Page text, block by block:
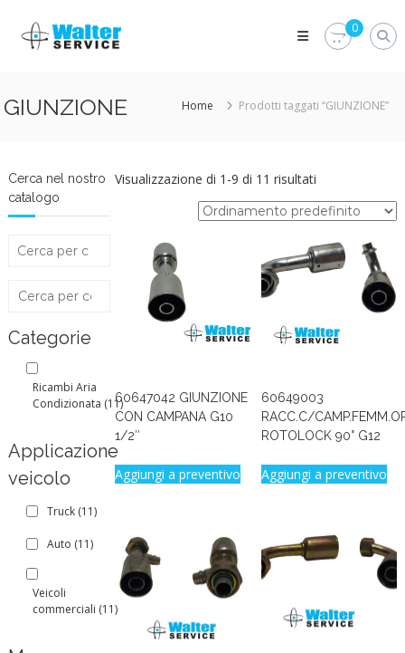
content
Walter
Service
parti
veicolo?
Vieni
Srl
0
GIUNZIONE Home Prodotti taggati “GIUNZIONE”
Visualizzazione di 1-9 di 11 risultati
60647042 GIUNZIONE
CON CAMPANA G10
1/2″
Aggiungi a preventivo
60649003
RACC.C/
ROTOLOCK 90° G12
Aggiungi a preventivo
Cerca nel nostro
catalogo
Categorie
Ricambi Aria
Condizionata (11)
Applicazione
veicolo
Truck (11)
Auto (11)
Veicoli
commerciali (11)